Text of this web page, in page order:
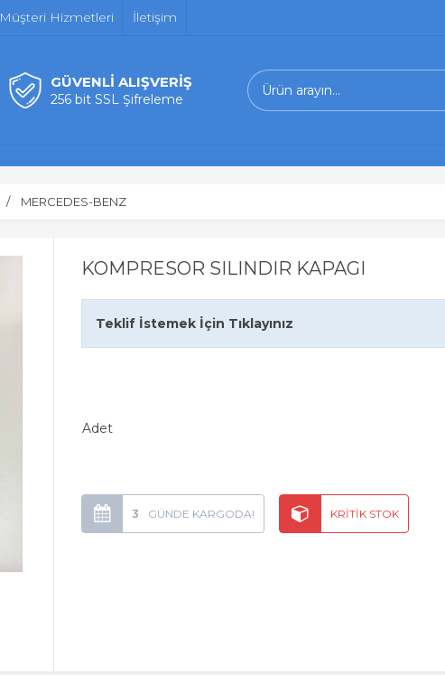
Müşteri Hizmetleri İletişim
GÜVENLİ ALIŞVERİŞ
256 bit SSL Şifreleme
MERCEDES-BENZ
KOMPRESOR SILINDIR KAPAGI
Teklif İstemek İçin Tıklayınız
Adet
3